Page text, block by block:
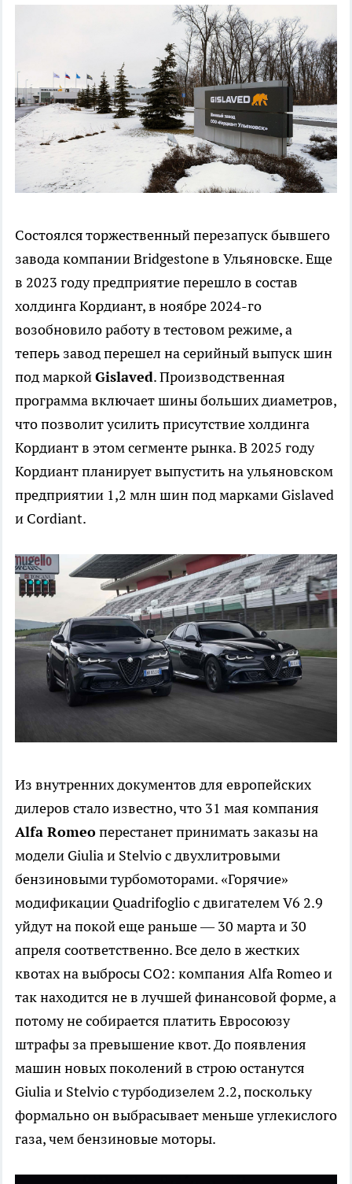
Состоялся торжественный перезапуск бывшего
завода компании Bridgestone в Ульяновске. Еще
в 2023 году предприятие перешло в состав
холдинга Кордиант, в ноябре 2024-го
возобновило работу в тестовом режиме, а
теперь завод перешел на серийный выпуск шин
под маркойGislaved. Производственная
программа включает шины больших диаметров,
что позволит усилить присутствие холдинга
Кордиант в этом сегменте рынка. В 2025 году
Кордиант планирует выпустить на ульяновском
предприятии 1,2 млн шин под марками Gislaved
и Cordiant.
Из внутренних документов для европейских
дилеров стало известно, что 31 мая компания
Alfa Romeoперестанет принимать заказы на
модели Giulia и Stelvio с двухлитровыми
бензиновыми турбомоторами. «Горячие»
модификации Quadrifoglio с двигателем V6 2.9
уйдут на покой еще раньше — 30 марта и 30
апреля соответственно. Все дело в жестких
квотах на выбросы CO2: компания Alfa Romeo и
так находится не в лучшей финансовой форме, а
потому не собирается платить Евросоюзу
штрафы за превышение квот. До появления
машин новых поколений в строю останутся
Giulia и Stelvio с турбодизелем 2.2, поскольку
формально он выбрасывает меньше углекислого
газа, чем бензиновые моторы.